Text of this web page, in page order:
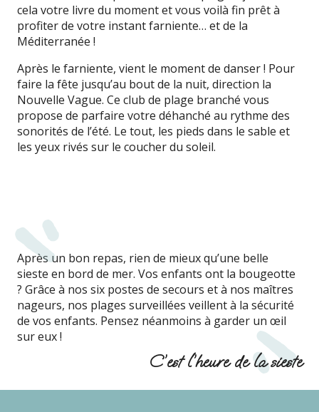
cela votre livre du moment et vous voilà fin prêt à
profiter de votre instant farniente… et de la
Méditerranée !
Après le farniente, vient le moment de danser ! Pour
faire la fête jusqu’au bout de la nuit, direction la
Nouvelle Vague. Ce club de plage branché vous
propose de parfaire votre déhanché au rythme des
sonorités de l’été. Le tout, les pieds dans le sable et
les yeux rivés sur le coucher du soleil.
Après un bon repas, rien de mieux qu’une belle
sieste en bord de mer. Vos enfants ont la bougeotte
? Grâce à nos six postes de secours et à nos maîtres
nageurs, nos plages surveillées veillent à la sécurité
de vos enfants. Pensez néanmoins à garder un œil
sur eux !
C’est l’heure de la sieste